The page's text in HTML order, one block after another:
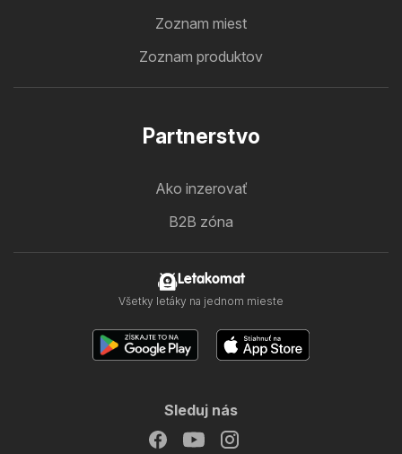
Zoznam miest
Zoznam produktov
Partnerstvo
Ako inzerovať
B2B zóna
Letakomat
Všetky letáky na jednom mieste
Sleduj nás